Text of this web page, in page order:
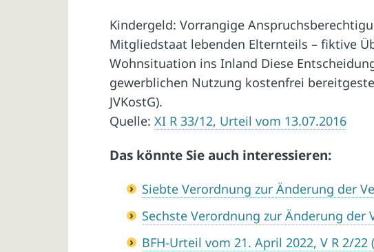
Kindergeld: Vorrangige
Mitgliedstaat lebenden Elternteils – fiktive
Wohnsituation ins Inland Diese
gewerblichen Nutzung kostenfrei
JVKostG).
Quelle:XI R 33/12, Urteil vom 13.07.2016
Das könnte Sie auch interessieren:
Siebte Verordnung zur Änderung der
Sechste Verordnung zur Änderung der
BFH-Urteil vom 21. April 2022, V R 2/22